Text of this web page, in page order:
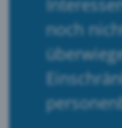
noch